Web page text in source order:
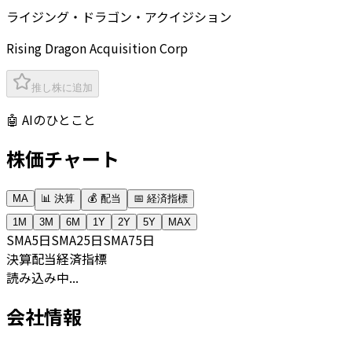
ライジング・ドラゴン・アクイジション
Rising Dragon Acquisition Corp
推し株に追加
🤖 AIのひとこと
株価チャート
MA 📊 決算 💰 配当
📅 経済指標
1M
3M 6M 1Y 2Y 5Y MAX
SMA5日SMA25日SMA75日
決算配当経済指標
読み込み中...
会社情報